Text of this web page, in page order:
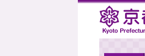
京都府